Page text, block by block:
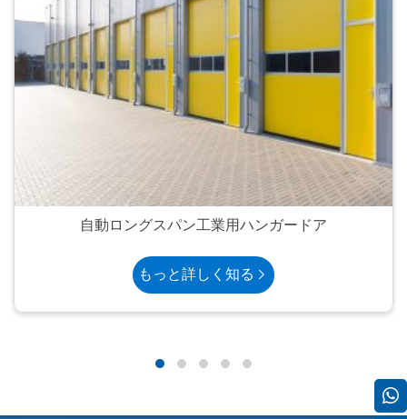
自動ロングスパン工業用ハンガードア
もっと詳しく知る